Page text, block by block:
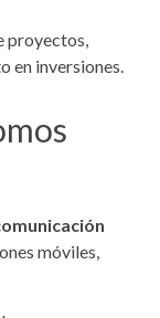
proyectos,
en inversiones.
móviles,